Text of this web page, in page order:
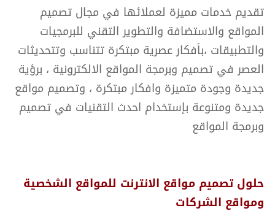
تقديم خدمات مميزة لعملائها في مجال تصميم
المواقع والاستضافة والتطوير التقني للبرمجيات
والتطبيقات ،بأفكار عصرية مبتكرة تتناسب وتتحديثات
العصر في تصميم وبرمجة المواقع الالكترونية ، برؤية
جديدة وجودة متميزة وافكار مبتكرة ، وتصميم مواقع
جديدة ومتنوعة بإستخدام احدث التقنيات في تصميم
وبرمجة المواقع
حلول تصميم مواقع الانترنت للمواقع الشخصية
ومواقع الشركات